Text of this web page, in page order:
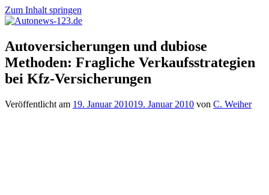
Zum Inhalt springen
Autonews-
123.de
Autonews
mit
Charme
Autoversicherungen und dubiose
Methoden: Fragliche Verkaufsstrategien
bei Kfz-Versicherungen
Veröffentlicht am 19. Januar 201019. Januar 2010 von C. Weiher